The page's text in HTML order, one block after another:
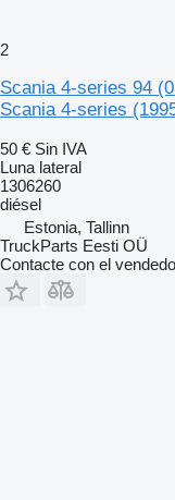
2
Scania 4-series 94
Scania 4-series
50 € Sin IVA
Luna lateral
1306260
diésel
Estonia, Tallinn
TruckParts Eesti OÜ
Contacte con el